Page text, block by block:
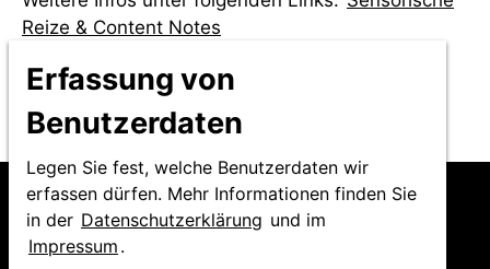
Erfassung von
Benutzerdaten
Legen Sie fest, welche Benutzerdaten wir
erfassen dürfen. Mehr Informationen finden Sie
in der Datenschutzerklärung und im
Impressum .
Reize & Content Notes
Weitere Infos zur Barrierefreiheit unter dem
folgenden Link:Barrierefreiheit